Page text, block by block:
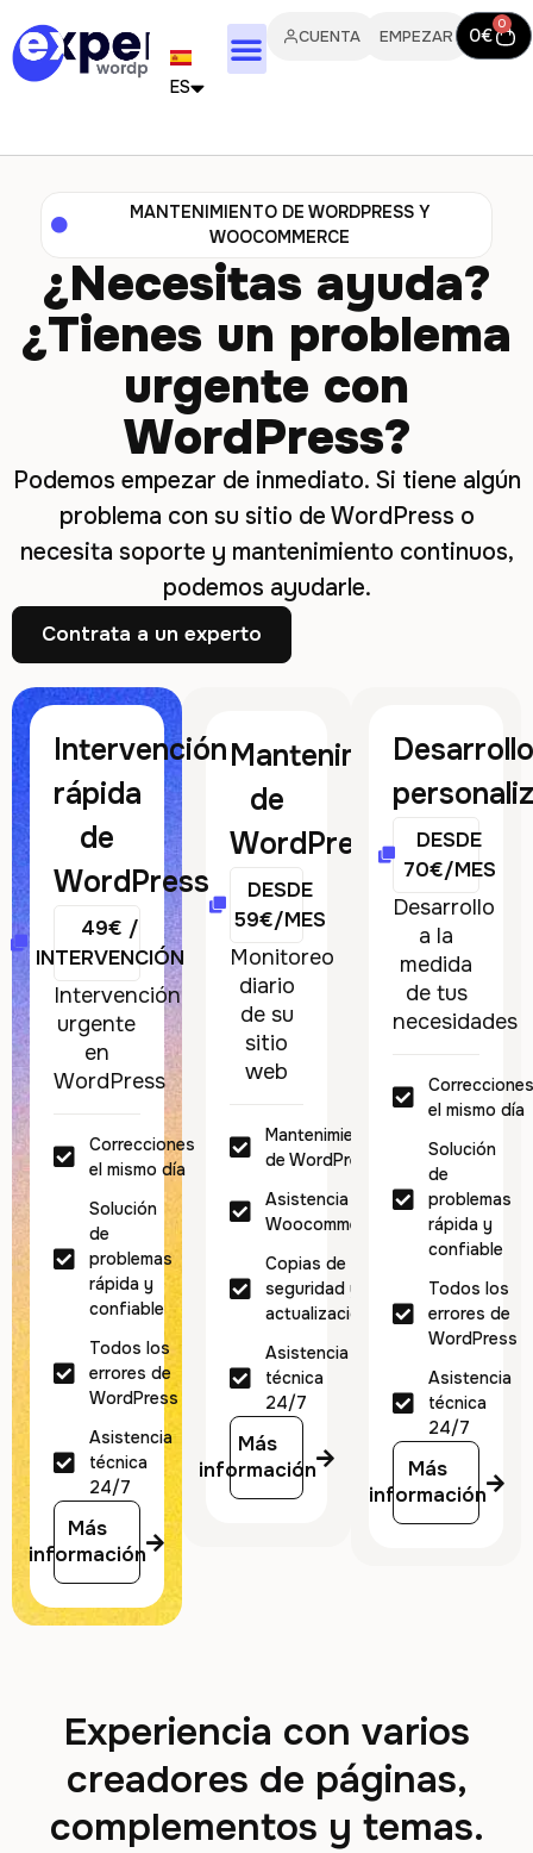
ES
EN
IT
CUENTA EMPEZAR 0€ 0
MANTENIMIENTO DE WORDPRESS Y
WOOCOMMERCE
¿Necesitas ayuda?
¿Tienes un problema
urgente con
WordPress?
Podemos empezar de inmediato. Si tiene algún
problema con su sitio de WordPress o
necesita soporte y mantenimiento continuos,
podemos ayudarle.
Contrata a un experto
Mantenimiento
de
WordPress
DESDE
59€/MES
Monitoreo
diario
de su
sitio
web
Mantenimiento
de WordPress
Asistencia
Woocommerce
Copias de
seguridad y
actualizaciones
Asistencia
técnica
24/7
Más
información
Intervención
rápida
de
WordPress
49€ /
INTERVENCIÓN
Intervención
urgente
en
WordPress
Correcciones
el mismo día
Solución
de
problemas
rápida y
confiable
Todos los
errores de
WordPress
Asistencia
técnica
24/7
Más
información
DESDE
70€/MES
Desarrollo
a la
medida
de tus
necesidades
el mismo día
Solución
de
problemas
rápida y
confiable
Todos los
errores de
WordPress
Asistencia
técnica
24/7
Más
información
Experiencia con varios
creadores de páginas,
complementos y temas.